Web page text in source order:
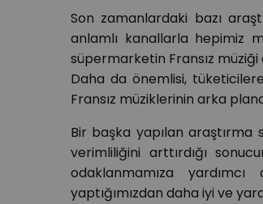
Son zamanlardaki bazı
anlamlı kanallarla hepimiz
süpermarketin Fransız müziği
Daha da önemlisi,
Fransız müziklerinin arka
Bir başka yapılan
verimliliğini arttırdığı
odaklanmamıza
yaptığımızdan daha iyi ve